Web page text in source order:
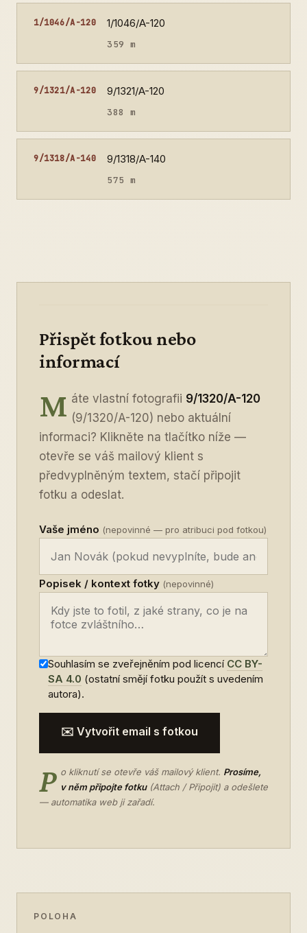
1/1046/A-120 1/1046/A-120
359 m
9/1321/A-120 9/1321/A-120
388 m
9/1318/A-140 9/1318/A-140
575 m
Přispět fotkou nebo
informací
M áte vlastní fotografii 9/1320/A-120
(9/1320/A-120) nebo aktuální
informaci? Klikněte na tlačítko níže —
otevře se váš mailový klient s
předvyplněným textem, stačí připojit
fotku a odeslat.
Vaše jméno (nepovinné — pro atribuci pod fotkou)
Popisek / kontext fotky (nepovinné)
Souhlasím se zveřejněním pod licencí CC BY-
SA 4.0 (ostatní smějí fotku použít s uvedením
autora).
✉️ Vytvořit email s fotkou
P o kliknutí se otevře váš mailový klient. Prosíme,
v něm připojte fotku(Attach / Připojit) a odešlete
— automatika web ji zařadí.
POLOHA